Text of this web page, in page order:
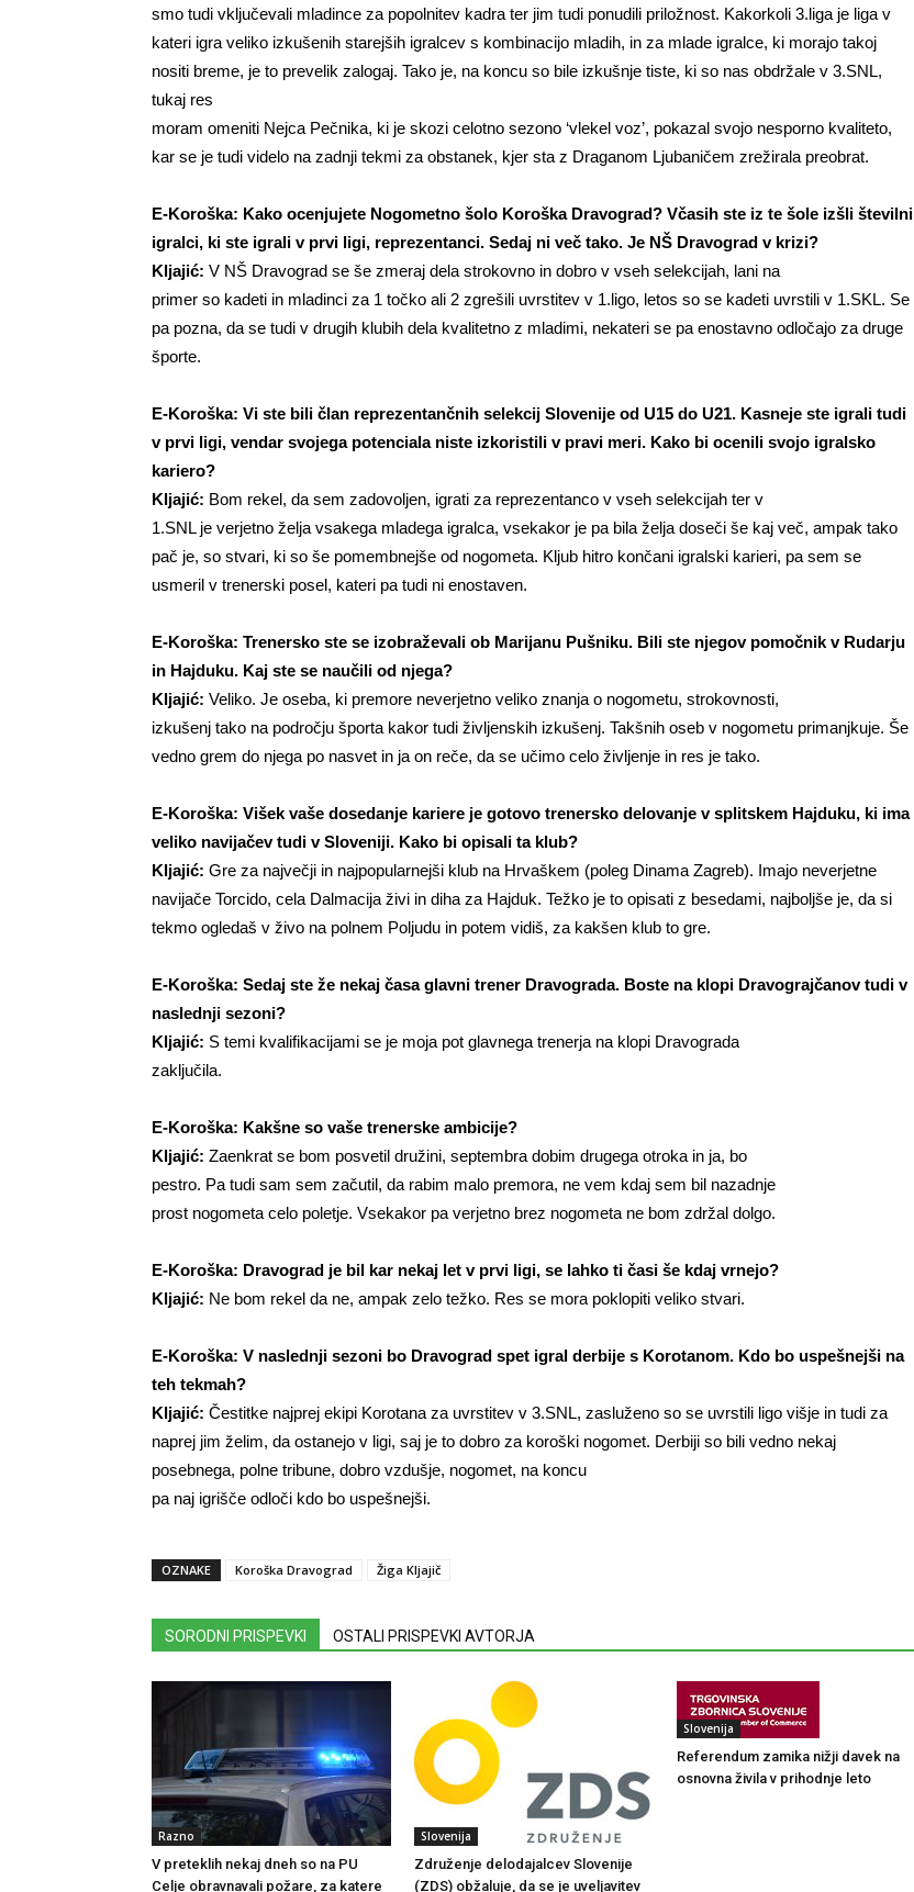
smo tudi vključevali mladince za popolnitev kadra ter jim tudi ponudili priložnost. Kakorkoli 3.liga je liga v
kateri igra veliko izkušenih starejših igralcev s kombinacijo mladih, in za mlade igralce, ki morajo takoj
nositi breme, je to prevelik zalogaj. Tako je, na koncu so bile izkušnje tiste, ki so nas obdržale v 3.SNL,
tukaj res
moram omeniti Nejca Pečnika, ki je skozi celotno sezono ‘vlekel voz’, pokazal svojo nesporno kvaliteto,
kar se je tudi videlo na zadnji tekmi za obstanek, kjer sta z Draganom Ljubaničem zrežirala preobrat.
E-Koroška: Kako ocenjujete Nogometno šolo Koroška Dravograd? Včasih ste iz te šole izšli številni
igralci, ki ste igrali v prvi ligi, reprezentanci. Sedaj ni več tako. Je NŠ Dravograd v krizi?
Kljajić: V NŠ Dravograd se še zmeraj dela strokovno in dobro v vseh selekcijah, lani na
primer so kadeti in mladinci za 1 točko ali 2 zgrešili uvrstitev v 1.ligo, letos so se kadeti uvrstili v 1.SKL. Se
pa pozna, da se tudi v drugih klubih dela kvalitetno z mladimi, nekateri se pa enostavno odločajo za druge
športe.
E-Koroška: Vi ste bili član reprezentančnih selekcij Slovenije od U15 do U21. Kasneje ste igrali tudi
v prvi ligi, vendar svojega potenciala niste izkoristili v pravi meri. Kako bi ocenili svojo igralsko
kariero?
Kljajić: Bom rekel, da sem zadovoljen, igrati za reprezentanco v vseh selekcijah ter v
1.SNL je verjetno želja vsakega mladega igralca, vsekakor je pa bila želja doseči še kaj več, ampak tako
pač je, so stvari, ki so še pomembnejše od nogometa. Kljub hitro končani igralski karieri, pa sem se
usmeril v trenerski posel, kateri pa tudi ni enostaven.
E-Koroška: Trenersko ste se izobraževali ob Marijanu Pušniku. Bili ste njegov pomočnik v Rudarju
in Hajduku. Kaj ste se naučili od njega?
Kljajić: Veliko. Je oseba, ki premore neverjetno veliko znanja o nogometu, strokovnosti,
izkušenj tako na področju športa kakor tudi življenskih izkušenj. Takšnih oseb v nogometu primanjkuje. Še
vedno grem do njega po nasvet in ja on reče, da se učimo celo življenje in res je tako.
E-Koroška: Višek vaše dosedanje kariere je gotovo trenersko delovanje v splitskem Hajduku, ki ima
veliko navijačev tudi v Sloveniji. Kako bi opisali ta klub?
Kljajić: Gre za največji in najpopularnejši klub na Hrvaškem (poleg Dinama Zagreb). Imajo neverjetne
navijače Torcido, cela Dalmacija živi in diha za Hajduk. Težko je to opisati z besedami, najboljše je, da si
tekmo ogledaš v živo na polnem Poljudu in potem vidiš, za kakšen klub to gre.
E-Koroška: Sedaj ste že nekaj časa glavni trener Dravograda. Boste na klopi Dravograjčanov tudi v
naslednji sezoni?
Kljajić: S temi kvalifikacijami se je moja pot glavnega trenerja na klopi Dravograda
zaključila.
E-Koroška: Kakšne so vaše trenerske ambicije?
Kljajić: Zaenkrat se bom posvetil družini, septembra dobim drugega otroka in ja, bo
pestro. Pa tudi sam sem začutil, da rabim malo premora, ne vem kdaj sem bil nazadnje
prost nogometa celo poletje. Vsekakor pa verjetno brez nogometa ne bom zdržal dolgo.
E-Koroška: Dravograd je bil kar nekaj let v prvi ligi, se lahko ti časi še kdaj vrnejo?
Kljajić: Ne bom rekel da ne, ampak zelo težko. Res se mora poklopiti veliko stvari.
E-Koroška: V naslednji sezoni bo Dravograd spet igral derbije s Korotanom. Kdo bo uspešnejši na
teh tekmah?
Kljajić: Čestitke najprej ekipi Korotana za uvrstitev v 3.SNL, zasluženo so se uvrstili ligo višje in tudi za
naprej jim želim, da ostanejo v ligi, saj je to dobro za koroški nogomet. Derbiji so bili vedno nekaj
posebnega, polne tribune, dobro vzdušje, nogomet, na koncu
pa naj igrišče odloči kdo bo uspešnejši.
OZNAKE Koroška Dravograd Žiga Kljajič
SORODNI PRISPEVKI OSTALI PRISPEVKI AVTORJA
Razno
V preteklih nekaj dneh so na PU
Celje obravnavali požare, za katere
Slovenija
Združenje delodajalcev Slovenije
(ZDS) obžaluje, da se je uveljavitev
Slovenija
Referendum zamika nižji davek na
osnovna živila v prihodnje leto